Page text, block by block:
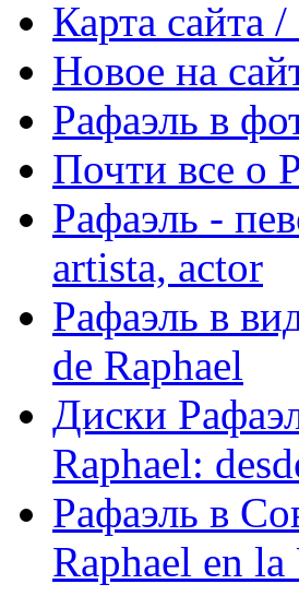
Карта сайта
Новое на
Рафаэль в
Почти все о
Рафаэль -
artista, actor
Рафаэль в
de Raphael
Диски
Raphael:
Рафаэль в
Raphael en